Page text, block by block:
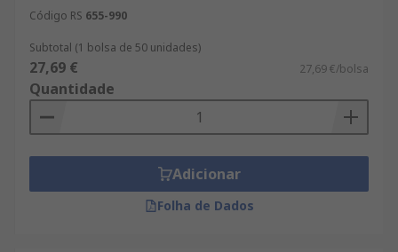
Código RS 655-990
Subtotal (1 bolsa de 50 unidades)
27,69 € 27,69 €/bolsa
Quantidade
Adicionar
Folha de Dados